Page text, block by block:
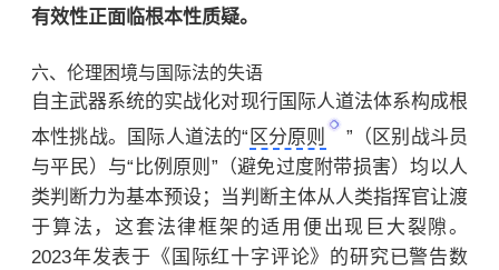
有效性正面临根本性质疑。
六、伦理困境与国际法的失语
自主武器系统的实战化对现行国际人道法体系构成根
本性挑战。国际人道法的“ 区分原则
”（区别战斗员
与平民）与“比例原则”（避免过度附带损害）均以人
类判断力为基本预设；当判断主体从人类指挥官让渡
于算法，这套法律框架的适用便出现巨大裂隙。
2023年发表于《国际红十字评论》的研究已警告数